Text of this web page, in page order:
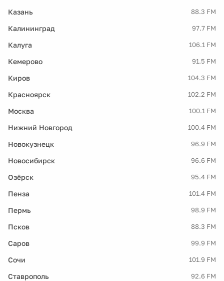
Казань 88.3 FM
Калининград 97.7 FM
Калуга 106.1 FM
Кемерово 91.5 FM
Киров 104.3 FM
Красноярск 102.2 FM
Москва 100.1 FM
Нижний Новгород 100.4 FM
Новокузнецк 96.9 FM
Новосибирск 96.6 FM
Озёрск 95.4 FM
Пенза 101.4 FM
Пермь 98.9 FM
Псков 88.3 FM
Саров 99.9 FM
Сочи 101.9 FM
Ставрополь 92.6 FM